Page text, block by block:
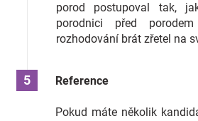
porod postupoval tak,
porodnici před
rozhodování brát zřetel na
Reference
Pokud máte několik